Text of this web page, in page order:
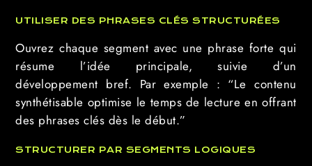
UTILISER DES PHRASES CLÉS STRUCTURÉES
Ouvrez chaque segment avec une phrase forte qui
résume l’idée principale, suivie d’un
développement bref. Par exemple : “Le contenu
synthétisable optimise le temps de lecture en offrant
des phrases clés dès le début.”
STRUCTURER PAR SEGMENTS LOGIQUES